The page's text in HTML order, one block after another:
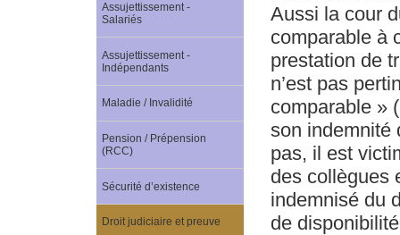
Aussi la cour
comparable à
prestation de
n’est pas
comparable »
son indemnité
pas, il est
des collègues
indemnisé du
de
Assujettissement -
Salariés
Assujettissement -
Indépendants
Maladie / Invalidité
Pension / Prépension
(RCC)
Sécurité d’existence
Droit judiciaire et preuve